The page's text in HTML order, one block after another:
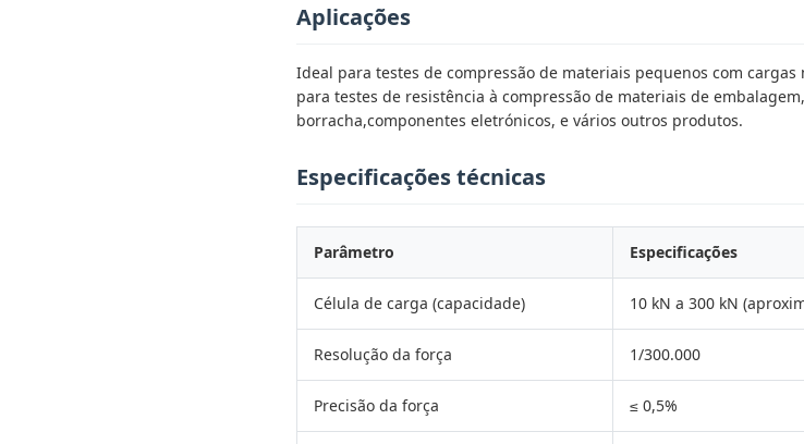
Aplicações
Ideal para testes de compressão de materiais pequenos com
para testes de resistência à compressão de materiais de
borracha,componentes eletrónicos, e vários outros produtos.
Especificações técnicas
Parâmetro Especificações
Célula de carga (capacidade) 10 kN a 300 kN
Resolução da força 1/300.000
Precisão da força ≤ 0,5%